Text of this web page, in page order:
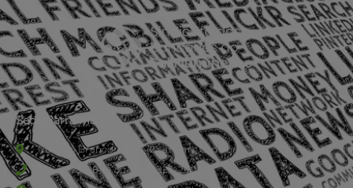
Sede Barra Mansa
Rua Rio Branco, nº107 (2º andar), Centro - Cep: 27.330-030
(24) 3323-2848 ou (24) 3323-2500